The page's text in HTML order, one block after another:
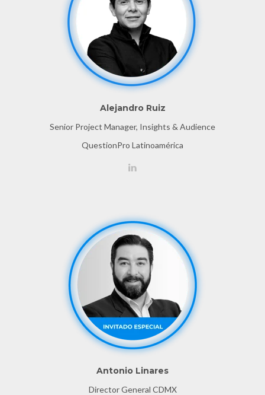
Alejandro Ruiz
Senior Project Manager, Insights & Audience
QuestionPro Latinoamérica
Antonio Linares
Director General CDMX